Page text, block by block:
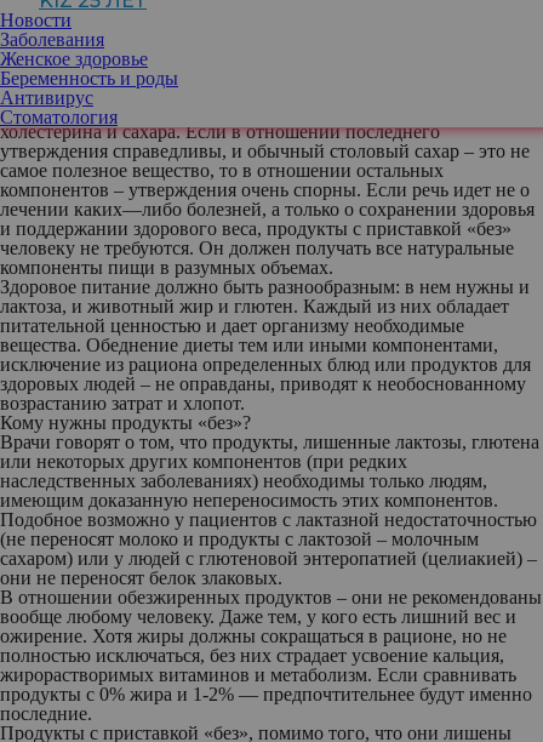
Новости
Заболевания
Женское здоровье
Беременность и роды
Антивирус
Стоматология
Правильное питание – не значит ограниченное!
В современном обществе можно стало придерживаться
«здорового питания», но зачастую этот термин трактуют
совершенно неправильно. Считается, что необходимо
исключение из пищи продуктов с глютеном (клейковиной),
животных, особенно – молочных, жиров, а также лактозы,
холестерина и сахара. Если в отношении последнего
утверждения справедливы, и обычный столовый сахар – это не
самое полезное вещество, то в отношении остальных
компонентов – утверждения очень спорны. Если речь идет не о
лечении каких—либо болезней, а только о сохранении здоровья
и поддержании здорового веса, продукты с приставкой «без»
человеку не требуются. Он должен получать все натуральные
компоненты пищи в разумных объемах.
Здоровое питание должно быть разнообразным: в нем нужны и
лактоза, и животный жир и глютен. Каждый из них обладает
питательной ценностью и дает организму необходимые
вещества. Обеднение диеты тем или иными компонентами,
исключение из рациона определенных блюд или продуктов для
здоровых людей – не оправданы, приводят к необоснованному
возрастанию затрат и хлопот.
Кому нужны продукты «без»?
Врачи говорят о том, что продукты, лишенные лактозы, глютена
или некоторых других компонентов (при редких
наследственных заболеваниях) необходимы только людям,
имеющим доказанную непереносимость этих компонентов.
Подобное возможно у пациентов с лактазной недостаточностью
(не переносят молоко и продукты с лактозой – молочным
сахаром) или у людей с глютеновой энтеропатией (целиакией) –
они не переносят белок злаковых.
В отношении обезжиренных продуктов – они не рекомендованы
вообще любому человеку. Даже тем, у кого есть лишний вес и
ожирение. Хотя жиры должны сокращаться в рационе, но не
полностью исключаться, без них страдает усвоение кальция,
жирорастворимых витаминов и метаболизм. Если сравнивать
продукты с 0% жира и 1-2% — предпочтительнее будут именно
последние.
Продукты с приставкой «без», помимо того, что они лишены